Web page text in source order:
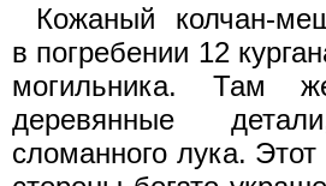
Кожаный колчан-
в погребении 12
могильника. Там
деревянные
сломанного лука.